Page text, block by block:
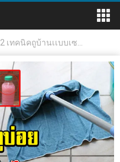
2 เทคนิคถูบ้านเเบบเซ...